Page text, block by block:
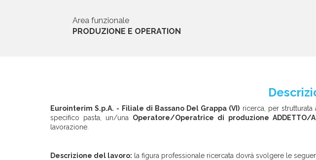
Area funzionale
PRODUZIONE E OPERATION
Eurointerim S.p.A. - Filiale di Bassano Del Grappa (VI) ricerca, per
specifico pasta, un/una Operatore/Operatrice di produzione ADDETTO/A
lavorazione.
Descrizione del lavoro: la figura professionale ricercata dovrà svolgere le